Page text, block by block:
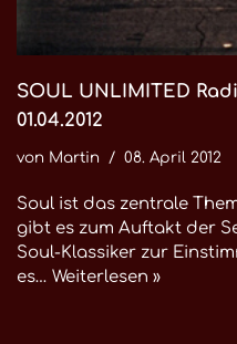
SOUL UNLIMITED
01.04.2012
von Martin 08. April 2012
Soul ist das zentrale
gibt es zum Auftakt der
Soul-Klassiker zur
es… Weiterlesen »